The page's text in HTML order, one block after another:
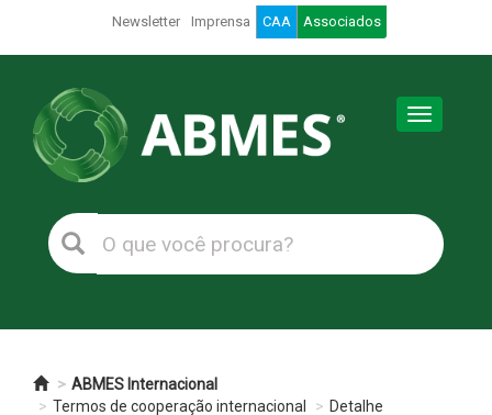
Newsletter Imprensa CAA Associados
Toggle
ABMES Internacional
Termos de cooperação internacional
Detalhe